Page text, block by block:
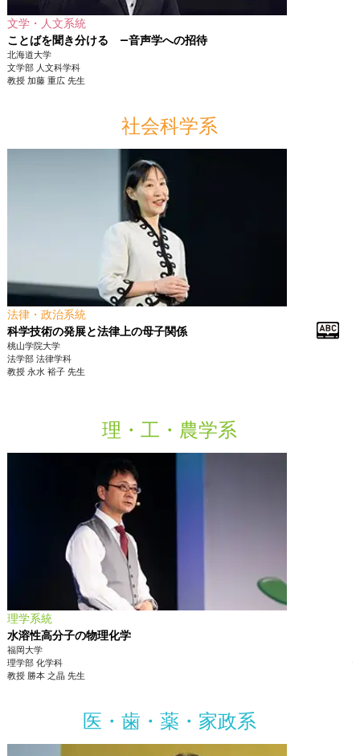
文学・人文系統
ことばを聞き分ける ―音声学への招待
北海道大学
文学部 人文科学科
教授 加藤 重広先生
社会科学系
法律・政治系統
科学技術の発展と法律上の母子関係
桃山学院大学
法学部 法律学科
教授 永水 裕子先生
理・工・農学系
理学系統
水溶性高分子の物理化学
福岡大学
理学部 化学科
教授 勝本 之晶先生
医・歯・薬・家政系